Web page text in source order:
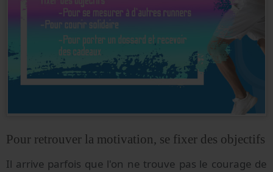
Pour retrouver la motivation, se fixer des objectifs
Il arrive parfois que l'on ne trouve pas le courage de